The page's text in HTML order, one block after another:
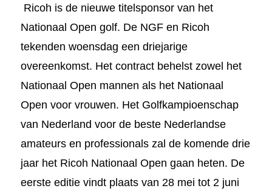
Ricoh is de nieuwe titelsponsor van het
Nationaal Open golf. De NGF en Ricoh
tekenden woensdag een driejarige
overeenkomst. Het contract behelst zowel het
Nationaal Open mannen als het Nationaal
Open voor vrouwen. Het Golfkampioenschap
van Nederland voor de beste Nederlandse
amateurs en professionals zal de komende drie
jaar het Ricoh Nationaal Open gaan heten. De
eerste editie vindt plaats van 28 mei tot 2 juni